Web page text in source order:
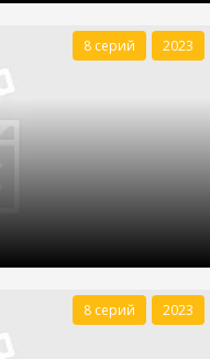
8 серий 2023
8 серий 2023